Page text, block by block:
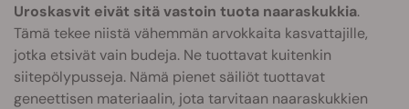
Uroskasvit eivät sitä vastoin tuota naaraskukkia.
Tämä tekee niistä vähemmän arvokkaita kasvattajille,
jotka etsivät vain budeja. Ne tuottavat kuitenkin
siitepölypusseja. Nämä pienet säiliöt tuottavat
geneettisen materiaalin, jota tarvitaan naaraskukkien